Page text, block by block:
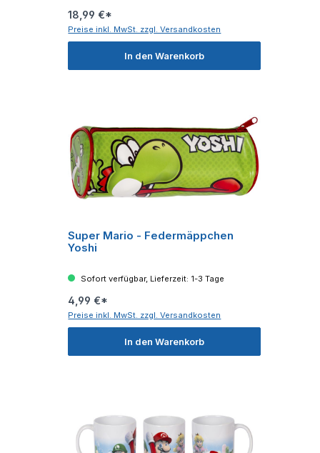
18,99 €*
Preise inkl. MwSt. zzgl. Versandkosten
In den Warenkorb
Super Mario - Federmäppchen
Yoshi
Sofort verfügbar, Lieferzeit: 1-3 Tage
4,99 €*
Preise inkl. MwSt. zzgl. Versandkosten
In den Warenkorb